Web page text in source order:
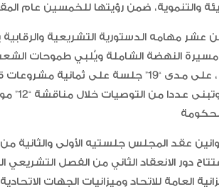
مهامه الدستورية التشريعية والرقابية
النهضة الشاملة ويُلبي طموحات
هذا الفصل الذي بدأ بتاريخ 6 نوفمبر 2023م ، على مدى “19”
وعدل واستحدث
عقد المجلس جلستيه الأولى والثانية من
2025م ، وهو تاريخ افتتاح دور الانعقاد الثاني من الفصل
العامة للاتحاد وميزانيات الجهات